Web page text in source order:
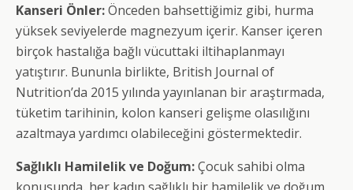
Kanseri Önler:Önceden bahsettiğimiz gibi, hurma
yüksek seviyelerde magnezyum içerir. Kanser içeren
birçok hastalığa bağlı vücuttaki iltihaplanmayı
yatıştırır. Bununla birlikte, British Journal of
Nutrition’da 2015 yılında yayınlanan bir araştırmada,
tüketim tarihinin, kolon kanseri gelişme olasılığını
azaltmaya yardımcı olabileceğini göstermektedir.
Sağlıklı Hamilelik ve Doğum:Çocuk sahibi olma